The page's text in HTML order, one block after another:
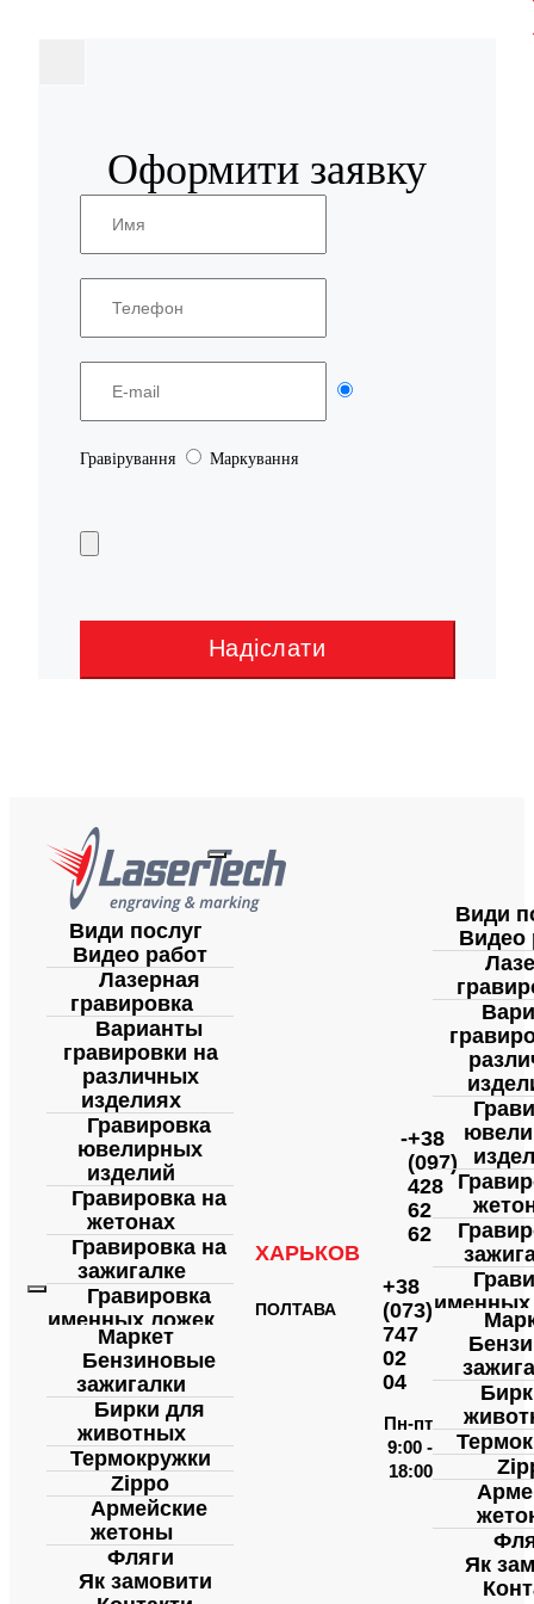
Оформити заявку
Гравірування Маркування
Надіслати
Види послуг
Видео работ
Лазерная
гравировка
Варианты
гравировки на
различных
изделиях
Гравировка
ювелирных
изделий
Гравировка на
жетонах
Гравировка на
зажигалке
Гравировка
именных ложек
Подарки с
лазерной
гравировкой
Промышленная
маркировка
Маркировка
медицинских
изделий
Маркировка
металлических
деталей
Маркет
Бензиновые
зажигалки
Бирки для
животных
Термокружки
Zippo
Армейские
жетоны
Фляги
Як замовити
ХАРЬКОВ
ПОЛТАВА
-+38
(097)
428
62
62
+38
(073)
747
02
04
Пн-пт
9:00 -
18:00
Види
Видео
именных
Як